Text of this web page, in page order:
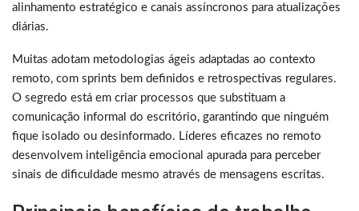
alinhamento estratégico e canais assíncronos para atualizações
diárias.
Muitas adotam metodologias ágeis adaptadas ao contexto
remoto, com sprints bem definidos e retrospectivas regulares.
O segredo está em criar processos que substituam a
comunicação informal do escritório, garantindo que ninguém
fique isolado ou desinformado. Líderes eficazes no remoto
desenvolvem inteligência emocional apurada para perceber
sinais de dificuldade mesmo através de mensagens escritas.